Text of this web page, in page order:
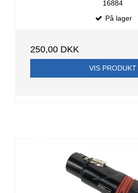
16884
På lager
250,00 DKK
VIS PRODUKT